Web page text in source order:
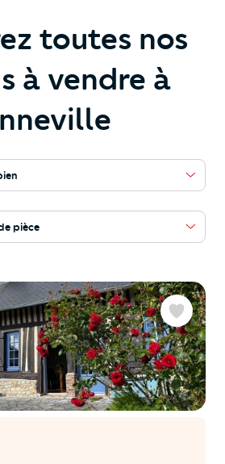
toutes nos
à vendre à
pièce
Favoris